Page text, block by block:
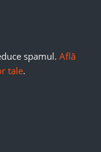
spamul. Află
tale.